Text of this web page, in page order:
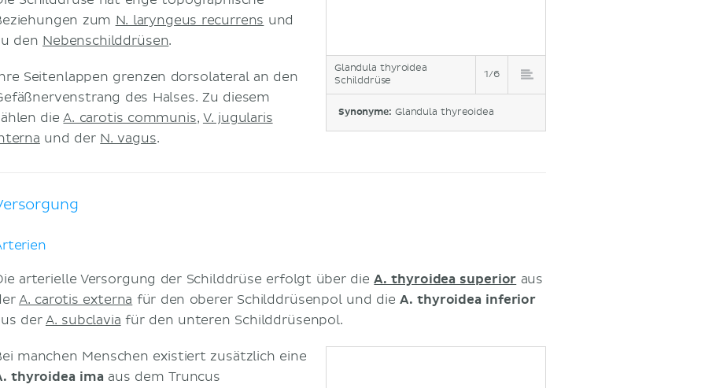
Glandula thyroidea
Schilddrüse
1/6
Synonyme: Glandula thyreoidea
zum N. laryngeus recurrens und
den Nebenschilddrüsen.
Seitenlappen grenzen dorsolateral an den
des Halses. Zu diesem
dieA. carotis communis, V. jugularis
und der N. vagus.
arterielle Versorgung der Schilddrüse erfolgt über dieA. thyroidea superior aus
A. carotis externa für den oberer Schilddrüsenpol und dieA. thyroidea inferior
der A. subclavia für den unteren Schilddrüsenpol.
manchen Menschen existiert zusätzlich eine
thyroidea ima aus dem Truncus